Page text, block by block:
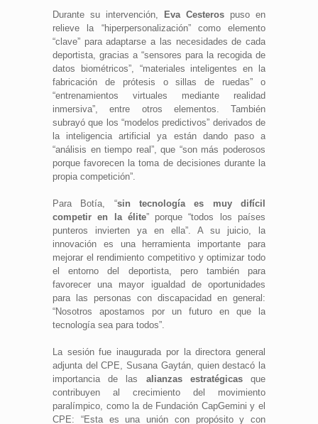
Durante su intervención, Eva Cesteros puso en
relieve la “hiperpersonalización” como elemento
“clave” para adaptarse a las necesidades de cada
deportista, gracias a “sensores para la recogida de
datos biométricos”, “materiales inteligentes en la
fabricación de prótesis o sillas de ruedas” o
“entrenamientos virtuales mediante realidad
inmersiva”, entre otros elementos. También
subrayó que los “modelos predictivos” derivados de
la inteligencia artificial ya están dando paso a
“análisis en tiempo real”, que “son más poderosos
porque favorecen la toma de decisiones durante la
propia competición”.
Para Botía, “sin tecnología es muy difícil
competir en la élite” porque “todos los países
punteros invierten ya en ella”. A su juicio, la
innovación es una herramienta importante para
mejorar el rendimiento competitivo y optimizar todo
el entorno del deportista, pero también para
favorecer una mayor igualdad de oportunidades
para las personas con discapacidad en general:
“Nosotros apostamos por un futuro en que la
tecnología sea para todos”.
La sesión fue inaugurada por la directora general
adjunta del CPE, Susana Gaytán, quien destacó la
importancia de las alianzas estratégicasque
contribuyen al crecimiento del movimiento
paralímpico, como la de Fundación CapGemini y el
CPE: “Esta es una unión con propósito y con